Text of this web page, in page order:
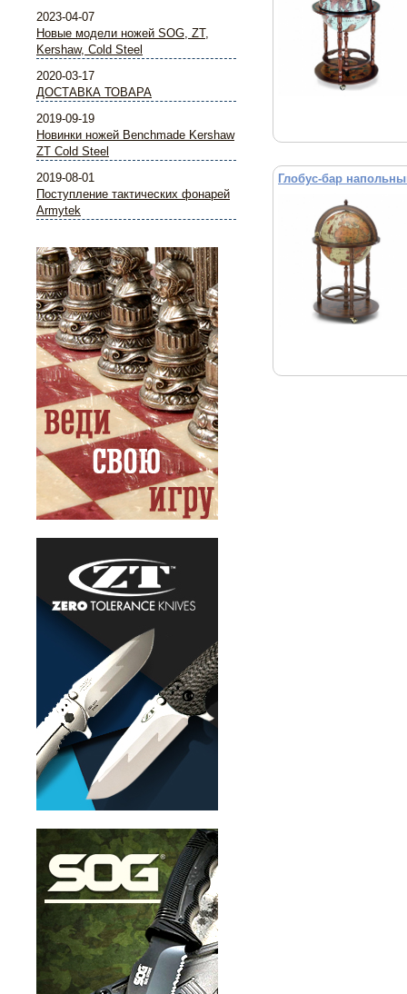
Глобус-бар
2023-04-07
Новые модели ножей SOG, ZT,
Kershaw, Cold Steel
2020-03-17
ДОСТАВКА ТОВАРА
2019-09-19
Новинки ножей Benchmade Kershaw
ZT Cold Steel
2019-08-01
Поступление тактических фонарей
Armytek